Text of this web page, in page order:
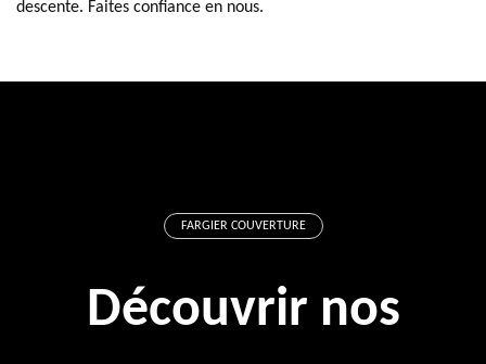
descente. Faites confiance en nous.
FARGIER COUVERTURE
Découvrir nos